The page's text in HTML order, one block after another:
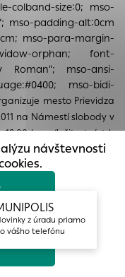
colband-size:0; mso-
mso-padding-alt:0cm
mso-para-margin-
orphan; font-
Roman”; mso-ansi-
mso-bidi-
mesto Prievidza
na Námestí slobody v
h., príležitostný trh
ktoré v nás evokujú
poriadku a dopravnej
polícia v Prievidzi
návštevnosti
stránok
používajú, aby
im lepšiu
a nie je
z úradu priamo
vášho telefónu